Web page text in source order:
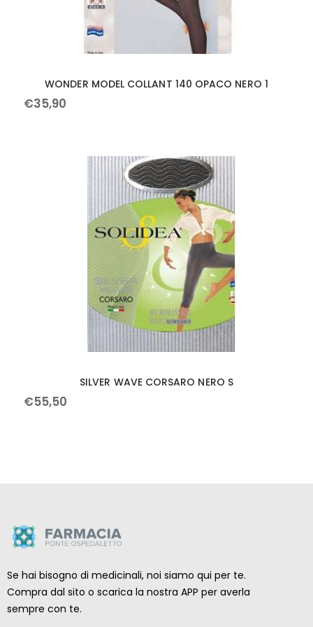
WONDER MODEL COLLANT 140 OPACO NERO 1
€35,90
SILVER WAVE CORSARO NERO S
€55,50
Se hai bisogno di medicinali, noi siamo qui per te.
Compra dal sito o scarica la nostra APP per averla
sempre con te.